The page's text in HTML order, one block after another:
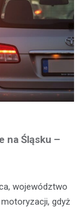
na Śląsku –
województwo
gdyż